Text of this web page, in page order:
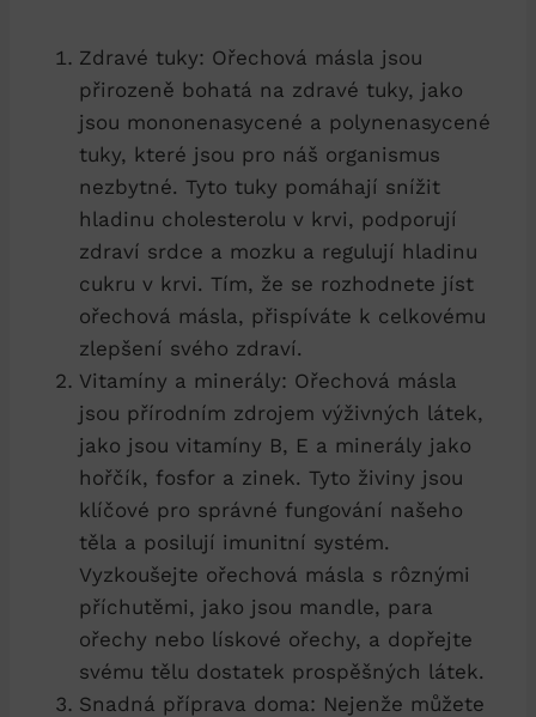
Zdravé tuky: Ořechová másla jsou
přirozeně bohatá na zdravé tuky, jako
jsou mononenasycené a polynenasycené
tuky, které jsou pro náš organismus
nezbytné. Tyto tuky pomáhají snížit
hladinu cholesterolu v krvi, podporují
zdraví srdce a mozku a regulují hladinu
cukru v krvi. Tím, že se rozhodnete jíst
ořechová másla, přispíváte k celkovému
zlepšení svého zdraví.
Vitamíny a minerály: Ořechová másla
jsou přírodním zdrojem výživných látek,
jako jsou vitamíny B, E a minerály jako
hořčík, fosfor a zinek. Tyto živiny jsou
klíčové pro správné fungování našeho
těla a posilují imunitní systém.
Vyzkoušejte ořechová másla s rôznými
příchutěmi, jako jsou mandle, para
ořechy nebo lískové ořechy, a dopřejte
svému tělu dostatek prospěšných látek.
Snadná příprava doma: Nejenže můžete